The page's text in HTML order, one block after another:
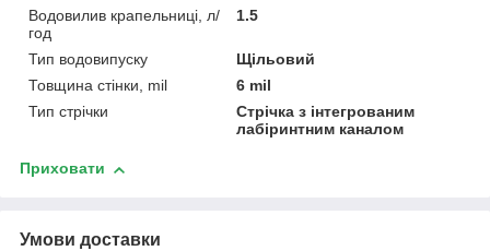
Водовилив крапельниці, л/
год
1.5
Тип водовипуску
Щільовий
Товщина стінки, mil
6 mil
Тип стрічки
Стрічка з інтегрованим
лабіринтним каналом
Приховати
Умови доставки